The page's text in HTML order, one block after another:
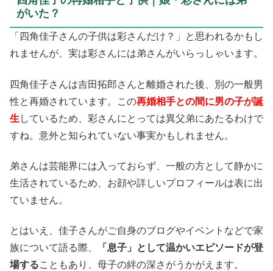
がいた？
「四角佳子さんの子供は彩さんだけ？」と思われるかもし
れませんが、実は彩さんには弟さんがいらっしゃいます。
四角佳子さんは吉田拓郎さんと離婚された後、別の一般男
性と再婚されています。この再婚相手との間に男の子が誕
生 しているため、彩さんにとっては異父弟にあたるわけで
すね。意外と知られていない事実かもしれません。
弟さんは芸能界には入っておらず、一般の方として静かに
生活されているため、お顔や詳しいプロフィールは表に出
ていません。
とはいえ、佳子さんがご自身のブログやイベントなどで家
族について語る際、
「息子」として温かいエピソードが登
場することもあり、母子の絆の深さがうかがえます。